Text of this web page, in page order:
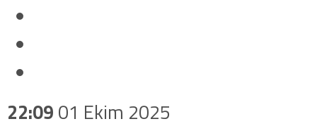
22:09 01 Ekim 2025